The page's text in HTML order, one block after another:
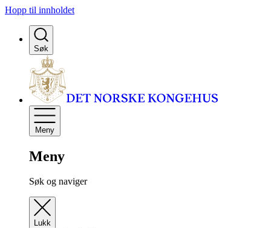
Hopp til innholdet
Søk
Meny
Meny
Søk og naviger
Lukk